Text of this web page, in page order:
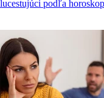
podľa